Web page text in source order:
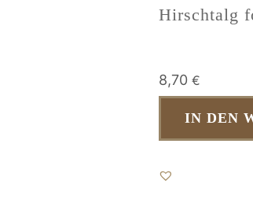
Hirschtalg
8,70 €
IN DEN